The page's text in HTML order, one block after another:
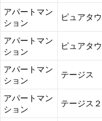
アパートマン
ション
ピュアタウ
アパートマン
ション
ピュアタ
アパートマン
ション
テージス
アパートマン
ション
テージス２